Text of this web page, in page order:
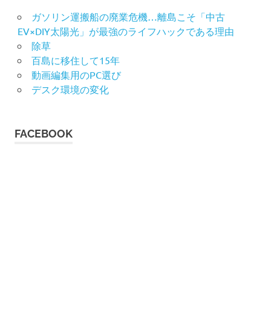
ガソリン運搬船の廃業危機…離島こそ「中古
EV×DIY太陽光」が最強のライフハックである理由
除草
百島に移住して15年
動画編集用のPC選び
デスク環境の変化
FACEBOOK